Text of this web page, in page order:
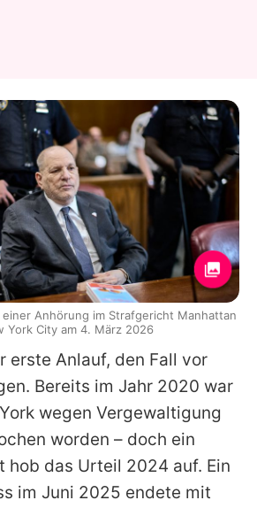
erste Anlauf, den Fall vor
Bereits im Jahr 2020 war
wegen Vergewaltigung
worden – doch ein
hob das Urteil 2024 auf. Ein
im Juni 2025 endete mit
Anhörung im Strafgericht Manhattan
York City am 4. März 2026